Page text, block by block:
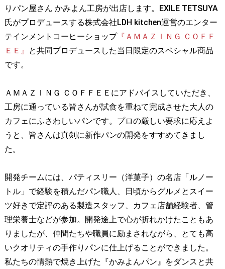
りパン屋さん かみよん工房が出店します。EXILE TETSUYA
氏がプロデュースする株式会社LDH kitchen運営のエンター
テインメントコーヒーショップ『ＡＭＡＺＩＮＧ ＣＯＦＦ
ＥＥ』 と共同プロデュースした当日限定のスペシャル商品
です。
ＡＭＡＺＩＮＧ ＣＯＦＦＥＥにアドバイスしていただき、
工房に通っている皆さんが試食を重ねて完成させた大人の
カフェにふさわしいパンです。プロの厳しい要求に応えよ
うと、皆さんは真剣に新作パンの開発をすすめてきまし
た。
開発チームには、パティスリー（洋菓子）の名店「ルノー
トル」で経験を積んだパン職人、日頃からグルメとスイー
ツ好きで定評のある製造スタッフ、カフェ店舗経験者、管
理栄養士などが参加。開発途上で心が折れかけたこともあ
りましたが、仲間たちや職員に励まされながら、とても高
いクオリティの手作りパンに仕上げることができました。
私たちの情熱で焼き上げた『かみよんパン』をダンスと共